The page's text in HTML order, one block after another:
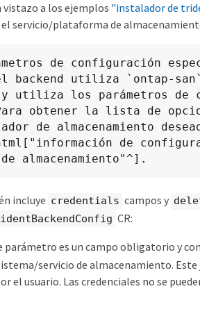
vistazo a los ejemplos "instalador de
servicio/plataforma de
de configuración
backend utiliza `ontap-
y utiliza los parámetros de
obtener la lista de
de almacenamiento
de
almacenamiento"^].
incluye credentials campos y
CR:
parámetro es un campo obligatorio y
servicio de almacenamiento. Este
el usuario. Las credenciales no se